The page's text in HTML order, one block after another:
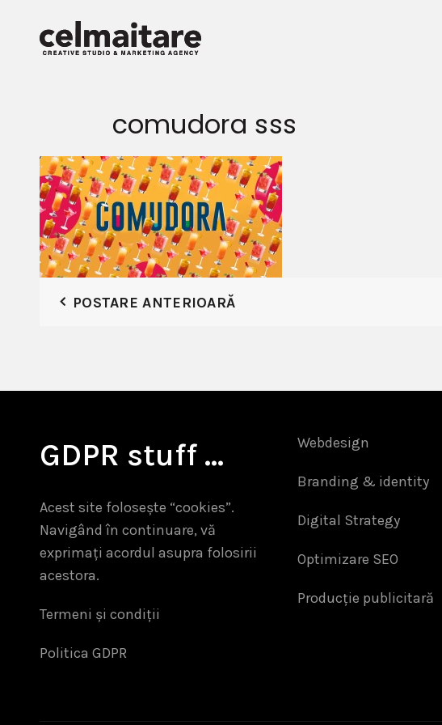
comudora sss
POSTARE ANTERIOARĂ
GDPR stuff …
Acest site folosește “cookies”.
Navigând în continuare, vă
exprimați acordul asupra folosirii
acestora.
Termeni și condiții
Politica GDPR
Webdesign
Branding & identity
Digital Strategy
Optimizare SEO
Producție publicitară